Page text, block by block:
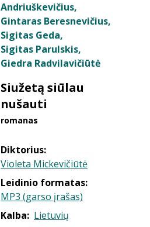
Andriuškevičius,
Gintaras Beresnevičius,
Sigitas Geda,
Sigitas Parulskis,
Giedra Radvilavičiūtė
Siužetą siūlau
nušauti
romanas
Diktorius:
Violeta Mickevičiūtė
Leidinio formatas:
MP3 (garso įrašas)
Kalba: Lietuvių